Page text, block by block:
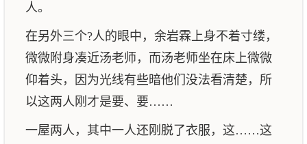
人。
在另外三个?人的眼中，余岩霖上身不着寸缕，
微微附身凑近汤老师，而汤老师坐在床上微微
仰着头，因为光线有些暗他们没法看清楚，所
以这两人刚才是要、要……
一屋两人，其中一人还刚脱了衣服，这……这